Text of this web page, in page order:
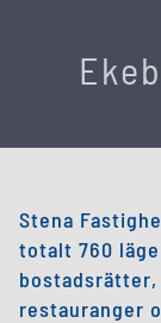
Stena
totalt 760
restauranger